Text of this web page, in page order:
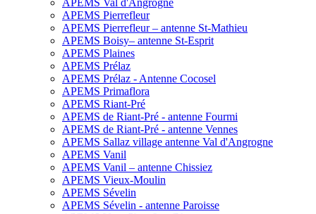
APEMS Pierrefleur
APEMS Pierrefleur – antenne St-Mathieu
APEMS Boisy– antenne St-Esprit
APEMS Plaines
APEMS Prélaz
APEMS Prélaz - Antenne Cocosel
APEMS Primaflora
APEMS Riant-Pré
APEMS de Riant-Pré - antenne Fourmi
APEMS de Riant-Pré - antenne Vennes
APEMS Sallaz village antenne Val d'Angrogne
APEMS Vanil
APEMS Vanil – antenne Chissiez
APEMS Vieux-Moulin
APEMS Sévelin
APEMS Sévelin - antenne Paroisse